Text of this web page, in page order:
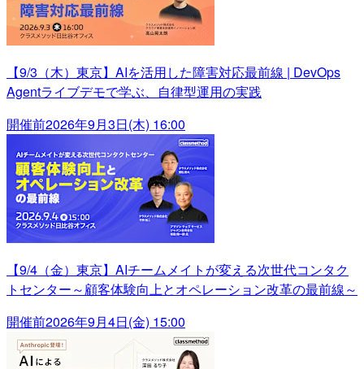
【9/3（木）東京】AIを活用した障害対応最前線 | DevOps
Agentライブデモで学ぶ、自律型運用の実践
開催前2026年9月3日(木) 16:00
【9/4（金）東京】AIチームメイトが変える次世代コンタク
トセンター～顧客体験向上とオペレーション改革の最前線～
開催前2026年9月4日(金) 15:00